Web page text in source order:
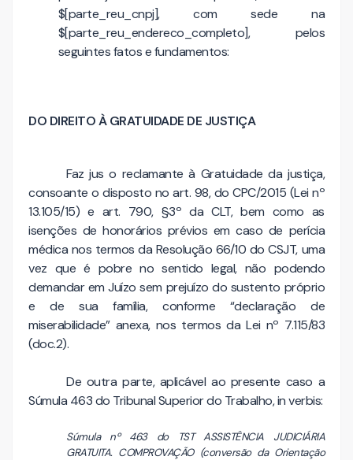
$[parte_reu_cnpj], com sede na
$[parte_reu_endereco_completo], pelos
seguintes fatos e fundamentos:
DO DIREITO À GRATUIDADE DE JUSTIÇA
Faz jus o reclamante à Gratuidade da justiça,
consoante o disposto no art. 98, do CPC/2015 (Lei nº
13.105/15) e art. 790, §3º da CLT, bem como as
isenções de honorários prévios em caso de perícia
médica nos termos da Resolução 66/10 do CSJT, uma
vez que é pobre no sentido legal, não podendo
demandar em Juízo sem prejuízo do sustento próprio
e de sua família, conforme “declaração de
miserabilidade” anexa, nos termos da Lei nº 7.115/83
(doc.2).
De outra parte, aplicável ao presente caso a
Súmula 463 do Tribunal Superior do Trabalho, in verbis:
Súmula nº 463 do TST ASSISTÊNCIA JUDICIÁRIA
GRATUITA. COMPROVAÇÃO (conversão da Orientação